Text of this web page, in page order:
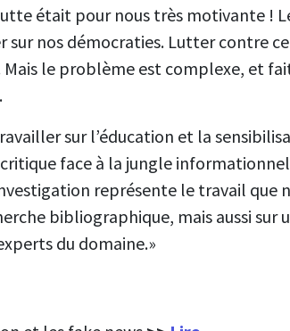
était pour nous très motivante !
nos démocraties. Lutter contre
le problème est complexe, et
sur l’éducation et la
face à la jungle
représente le travail que
bibliographique, mais aussi sur
du domaine.»